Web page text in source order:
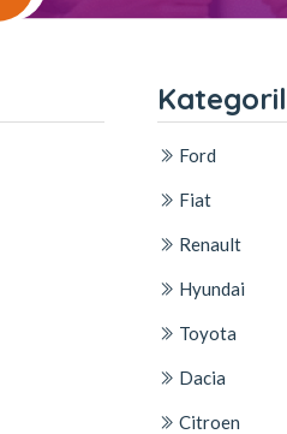
Ford
Fiat
Renault
Hyundai
Toyota
Dacia
Citroen